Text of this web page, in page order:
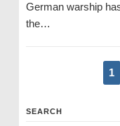
German warship
the…
1
SEARCH